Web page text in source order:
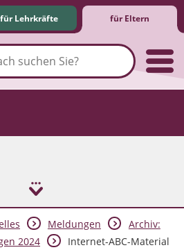
für Lehrkräfte für Eltern
& Lernsoftware
im Netz
Meldungen
Archiv:
2024
Internet-ABC-Material